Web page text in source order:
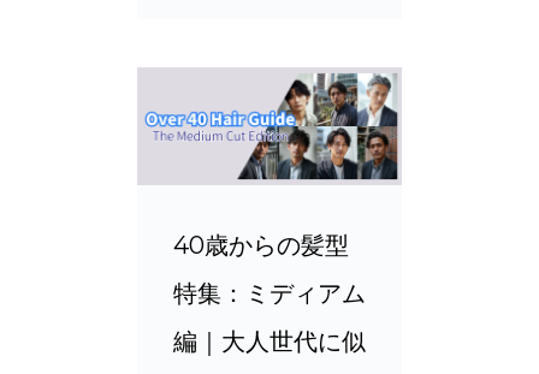
40歳からの髪型
特集：ミディアム
編｜大人世代に似